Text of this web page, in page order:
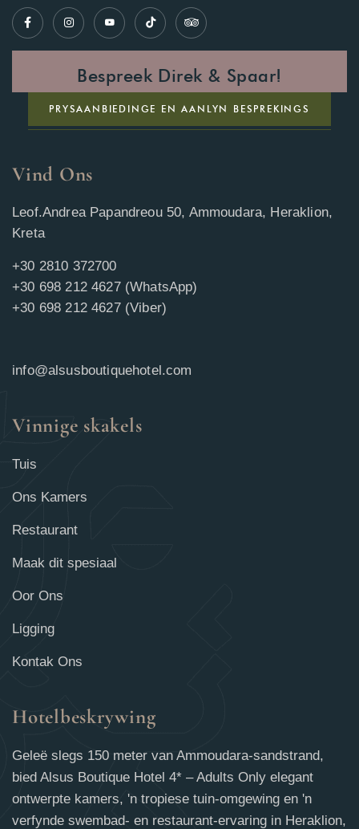
Bespreek Direk & Spaar!
PRYSAANBIEDINGE EN AANLYN BESPREKINGS
Vind Ons
Leof.Andrea Papandreou 50, Ammoudara, Heraklion,
Kreta
+30 2810 372700
+30 698 212 4627 (WhatsApp)
+30 698 212 4627 (Viber)
info@alsusboutiquehotel.com
Vinnige skakels
Tuis
Ons Kamers
Restaurant
Maak dit spesiaal
Oor Ons
Ligging
Kontak Ons
Hotelbeskrywing
Geleë slegs 150 meter van Ammoudara-sandstrand,
bied Alsus Boutique Hotel 4* – Adults Only elegant
ontwerpte kamers, 'n tropiese tuin-omgewing en 'n
verfynde swembad- en restaurant-ervaring in Heraklion,